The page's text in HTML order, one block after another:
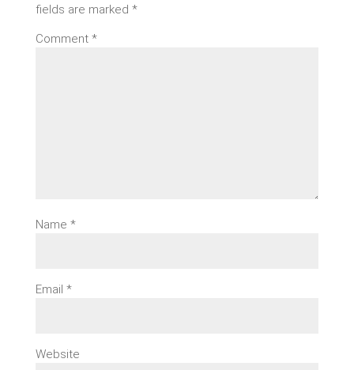
fields are marked *
Comment *
Name *
Email *
Website